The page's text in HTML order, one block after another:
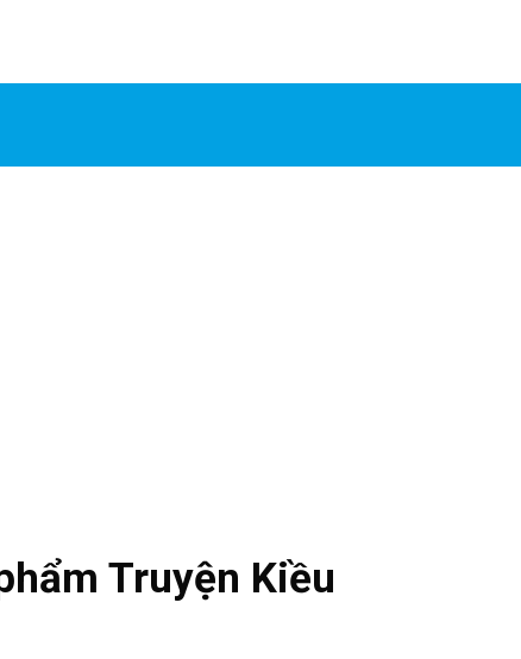
Truyện Kiều